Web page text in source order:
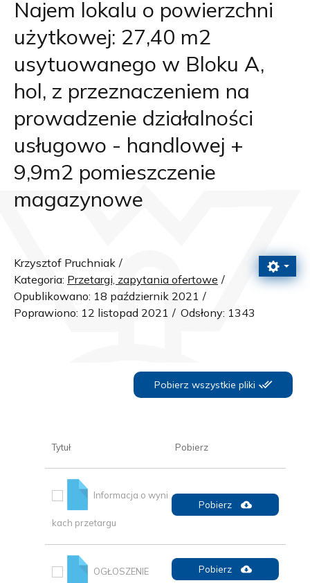
Najem lokalu o powierzchni
użytkowej: 27,40 m2
usytuowanego w Bloku A,
hol, z przeznaczeniem na
prowadzenie działalności
usługowo - handlowej +
9,9m2 pomieszczenie
magazynowe
Krzysztof Pruchniak
Kategoria: Przetargi, zapytania ofertowe
Opublikowano: 18 październik 2021
Poprawiono: 12 listopad 2021
Odsłony: 1343
Pobierz wszystkie pliki
Tytuł Pobierz
Informacja o wyni
kach przetargu
Pobierz
OGŁOSZENIE Pobierz